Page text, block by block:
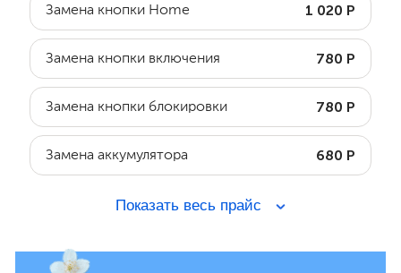
Замена кнопки Home 1 020 Р
Замена кнопки включения 780 Р
Замена кнопки блокировки 780 Р
Замена аккумулятора 680 Р
Показать весь прайс